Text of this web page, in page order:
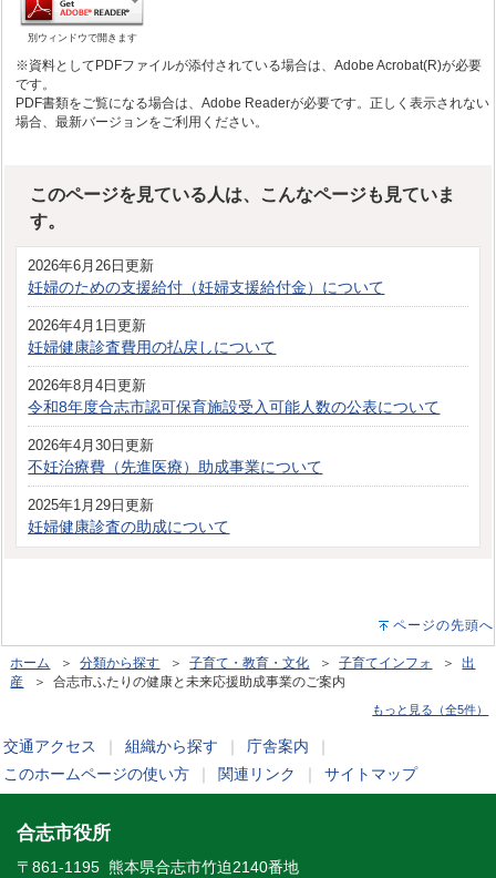
別ウィンドウで開きます
※資料としてPDFファイルが添付されている場合は、Adobe Acrobat(R)が必要
です。
PDF書類をご覧になる場合は、Adobe Readerが必要です。正しく表示されない
場合、最新バージョンをご利用ください。
このページを見ている人は、こんなページも見ていま
す。
2026年6月26日更新
妊婦のための支援給付（妊婦支援給付金）について
2026年4月1日更新
妊婦健康診査費用の払戻しについて
2026年8月4日更新
令和8年度合志市認可保育施設受入可能人数の公表について
2026年4月30日更新
不妊治療費（先進医療）助成事業について
2025年1月29日更新
妊婦健康診査の助成について
ページの先頭へ
ホーム ＞分類から探す ＞子育て・教育・文化 ＞子育てインフォ ＞出
産 ＞ 合志市ふたりの健康と未来応援助成事業のご案内
もっと見る（全5件）
交通アクセス 組織から探す 庁舎案内
このホームページの使い方
関連リンク サイトマップ
合志市役所
〒861-1195 熊本県合志市竹迫2140番地